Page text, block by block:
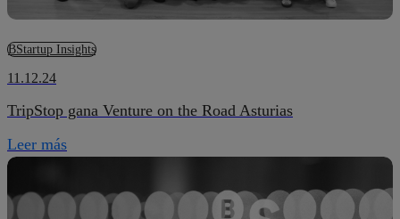
BStartup Insights
11.12.24
TripStop gana Venture on the Road Asturias
Leer más